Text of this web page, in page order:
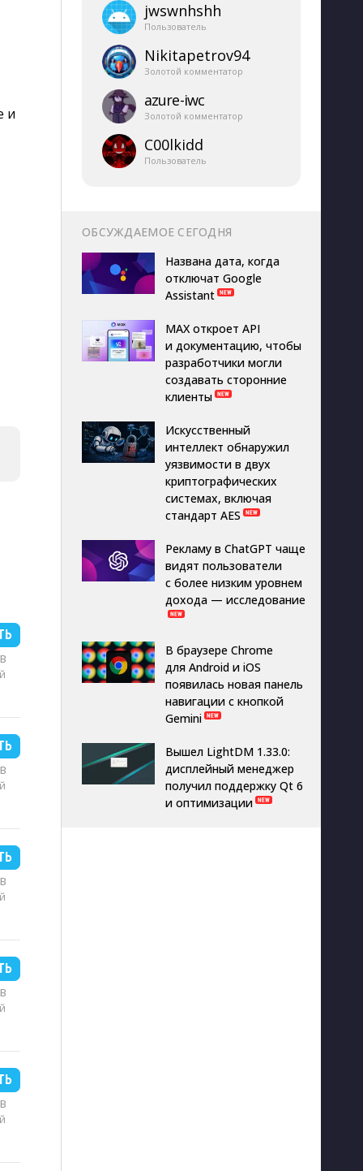
и
jwswnhshh
Пользователь
Nikitapetrov94
Золотой комментатор
azure-​iwc
Золотой комментатор
C00lkidd
Пользователь
ОБСУЖДАЕМОЕ СЕГОДНЯ
Названа дата, когда
отключат Google
Assistant
MAX откроет API
и документацию, чтобы
разработчики могли
создавать сторонние
клиенты
Искусственный
интеллект обнаружил
уязвимости в двух
криптографических
системах, включая
стандарт AES
Рекламу в ChatGPT чаще
видят пользователи
с более низким уровнем
дохода — исследование
В браузере Chrome
для Android и iOS
появилась новая панель
навигации с кнопкой
Gemini
Вышел LightDM 1.33.0:
дисплейный менеджер
получил поддержку Qt 6
и оптимизации